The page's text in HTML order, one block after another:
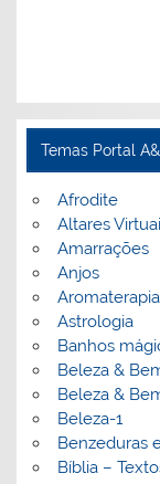
Temas Portal
Afrodite
Altares
Amarrações
Anjos
Aromaterapia
Astrologia
Banhos
Beleza &
Beleza &
Beleza-1
Benzeduras
Bíblia –